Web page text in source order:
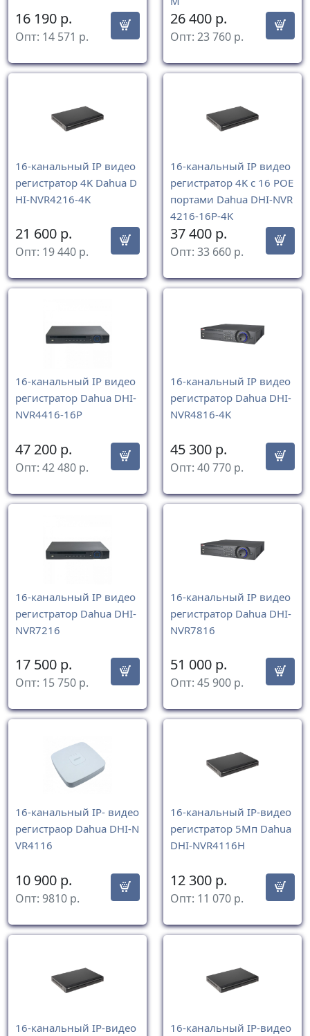
16 190 р.
Опт: 14 571 р.
26 400 р.
Опт: 23 760 р.
16-канальный IP видео
регистратор 4K Dahua D
HI-NVR4216-4K
21 600 р.
Опт: 19 440 р.
16-канальный IP видео
регистратор 4K с 16 РОЕ
портами Dahua DHI-NVR
4216-16P-4K
37 400 р.
Опт: 33 660 р.
16-канальный IP видео
регистратор Dahua DHI-
NVR4416-16P
47 200 р.
Опт: 42 480 р.
16-канальный IP видео
регистратор Dahua DHI-
NVR4816-4K
45 300 р.
Опт: 40 770 р.
16-канальный IP видео
регистратор Dahua DHI-
NVR7216
17 500 р.
Опт: 15 750 р.
16-канальный IP видео
регистратор Dahua DHI-
NVR7816
51 000 р.
Опт: 45 900 р.
16-канальный IP- видео
регистраор Dahua DHI-N
VR4116
10 900 р.
Опт: 9810 р.
16-канальный IP-видео
регистратор 5Мп Dahua
DHI-NVR4116H
12 300 р.
Опт: 11 070 р.
16-канальный IP-видео
16-канальный IP-видео